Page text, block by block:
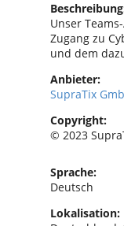
Unser
Zugang zu
und dem
Anbieter:
SupraTix
Copyright:
© 2023
Sprache:
Deutsch
Lokalisation: